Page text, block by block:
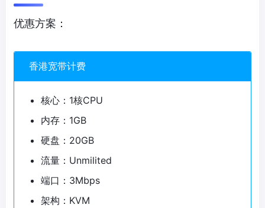
优惠方案：
香港宽带计费
核心：1核CPU
内存：1GB
硬盘：20GB
流量：Unmilited
端口：3Mbps
架构：KVM